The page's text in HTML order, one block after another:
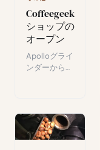
Coffeegeek
ショップの
オープン
Apolloグライ
ンダーからイ
制作の舞台
裏：3Dプリ
ント、デザイ